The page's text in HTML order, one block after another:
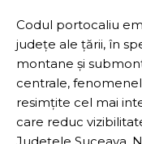
Codul portocaliu
județe ale țării, în
montane și
centrale,
resimțite cel mai
care reduc